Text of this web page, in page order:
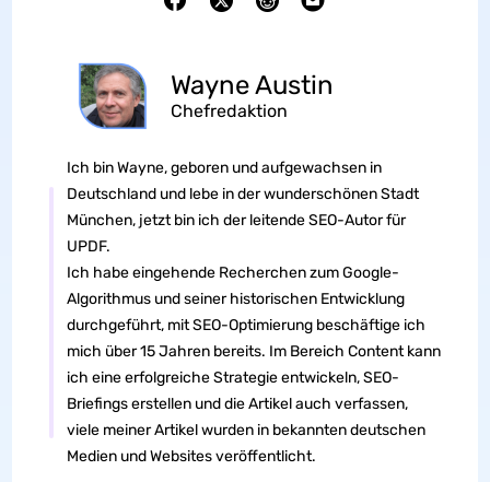
Wayne Austin
Chefredaktion
Ich bin Wayne, geboren und aufgewachsen in
Deutschland und lebe in der wunderschönen Stadt
München, jetzt bin ich der leitende SEO-Autor für
UPDF.
Ich habe eingehende Recherchen zum Google-
Algorithmus und seiner historischen Entwicklung
durchgeführt, mit SEO-Optimierung beschäftige ich
mich über 15 Jahren bereits. Im Bereich Content kann
ich eine erfolgreiche Strategie entwickeln, SEO-
Briefings erstellen und die Artikel auch verfassen,
viele meiner Artikel wurden in bekannten deutschen
Medien und Websites veröffentlicht.